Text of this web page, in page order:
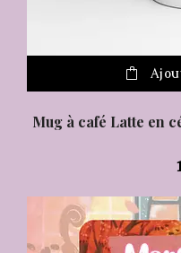
Mug à café Latte en